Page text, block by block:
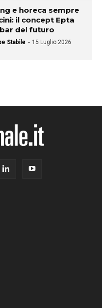
e horeca sempre
il concept Epta
del futuro
Stabile - 15 Luglio 2026